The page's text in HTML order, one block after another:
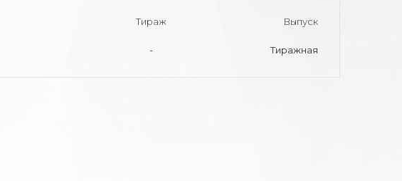
Тираж Выпуск
- Тиражная